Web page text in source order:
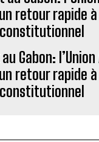
Gabon:
retour rapide à
constitutionnel